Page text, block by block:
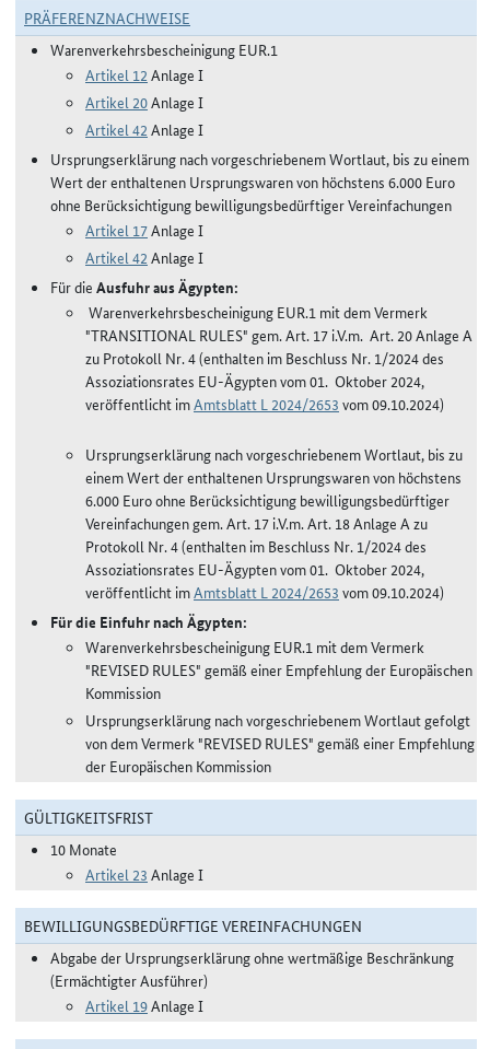
PRÄFERENZNACHWEISE
Warenverkehrsbescheinigung EUR.1
Artikel 12 Anlage I
Artikel 20Anlage I
Artikel 42 Anlage I
Ursprungserklärung nach vorgeschriebenem Wortlaut, bis zu einem
Wert der enthaltenen Ursprungswaren von höchstens 6.000 Euro
ohne Berücksichtigung bewilligungsbedürftiger Vereinfachungen
Artikel 17Anlage I
Artikel 42 Anlage I
Für die Ausfuhr aus Ägypten:
Warenverkehrsbescheinigung EUR.1 mit dem Vermerk
"TRANSITIONAL RULES" gem. Art. 17 i.V.m. Art. 20 Anlage A
zu Protokoll Nr. 4 (enthalten im Beschluss Nr. 1/2024 des
Assoziationsrates EU-Ägypten vom 01. Oktober 2024,
veröffentlicht imAmtsblatt L 2024/2653 vom 09.10.2024)
Ursprungserklärung nach vorgeschriebenem Wortlaut, bis zu
einem Wert der enthaltenen Ursprungswaren von höchstens
6.000 Euro ohne Berücksichtigung bewilligungsbedürftiger
Vereinfachungen gem. Art. 17 i.V.m. Art. 18 Anlage A zu
Protokoll Nr. 4 (enthalten im Beschluss Nr. 1/2024 des
Assoziationsrates EU-Ägypten vom 01. Oktober 2024,
veröffentlicht imAmtsblatt L 2024/2653 vom 09.10.2024)
Für die Einfuhr nach Ägypten:
Warenverkehrsbescheinigung EUR.1 mit dem Vermerk
"REVISED RULES" gemäß einer Empfehlung der Europäischen
Kommission
Ursprungserklärung nach vorgeschriebenem Wortlaut gefolgt
von dem Vermerk "REVISED RULES" gemäß einer Empfehlung
der Europäischen Kommission
GÜLTIGKEITSFRIST
10 Monate
Artikel 23 Anlage I
BEWILLIGUNGSBEDÜRFTIGE VEREINFACHUNGEN
Abgabe der Ursprungserklärung ohne wertmäßige Beschränkung
(Ermächtigter Ausführer)
Artikel 19Anlage I